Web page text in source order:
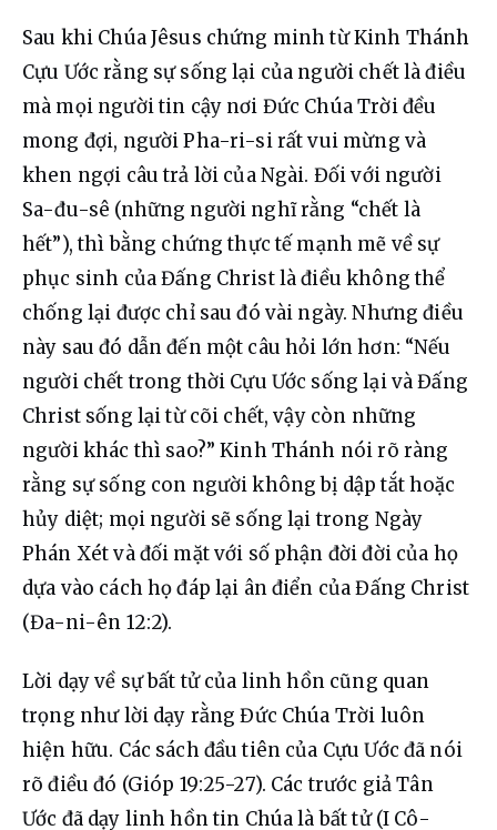
Sau khi Chúa Jêsus chứng minh từ Kinh Thánh
Cựu Ước rằng sự sống lại của người chết là điều
mà mọi người tin cậy nơi Đức Chúa Trời đều
mong đợi, người Pha-ri-si rất vui mừng và
khen ngợi câu trả lời của Ngài. Đối với người
Sa-đu-sê (những người nghĩ rằng “chết là
hết”), thì bằng chứng thực tế mạnh mẽ về sự
phục sinh của Đấng Christ là điều không thể
chống lại được chỉ sau đó vài ngày. Nhưng điều
này sau đó dẫn đến một câu hỏi lớn hơn: “Nếu
người chết trong thời Cựu Ước sống lại và Đấng
Christ sống lại từ cõi chết, vậy còn những
người khác thì sao?” Kinh Thánh nói rõ ràng
rằng sự sống con người không bị dập tắt hoặc
hủy diệt; mọi người sẽ sống lại trong Ngày
Phán Xét và đối mặt với số phận đời đời của họ
dựa vào cách họ đáp lại ân điển của Đấng Christ
(Đa-ni-ên 12:2).
Lời dạy về sự bất tử của linh hồn cũng quan
trọng như lời dạy rằng Đức Chúa Trời luôn
hiện hữu. Các sách đầu tiên của Cựu Ước đã nói
rõ điều đó (Gióp 19:25-27). Các trước giả Tân
Ước đã dạy linh hồn tin Chúa là bất tử (I Cô-